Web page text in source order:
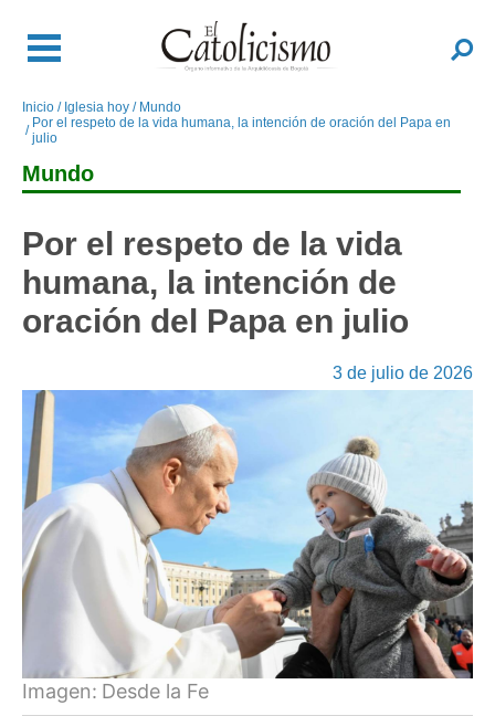
contenido
Buscar
Sobrescribir
enlaces
de
ayuda
la
navegación
Inicio Iglesia hoy
Mundo
Por el respeto de la vida humana, la intención de oración del Papa en
julio
Mundo
Por el respeto de la vida
humana, la intención de
oración del Papa en julio
3 de julio de 2026
Imagen: Desde la Fe